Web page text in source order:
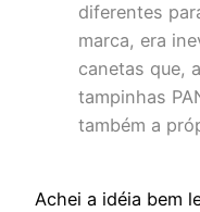
diferentes
marca, era
canetas que,
tampinhas
também a
Achei a idéia bem